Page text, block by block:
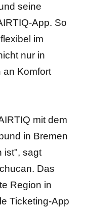
seine
App. So
im
nur in
an Komfort
mit dem
in Bremen
ist", sagt
Das
Region in
Ticketing-App